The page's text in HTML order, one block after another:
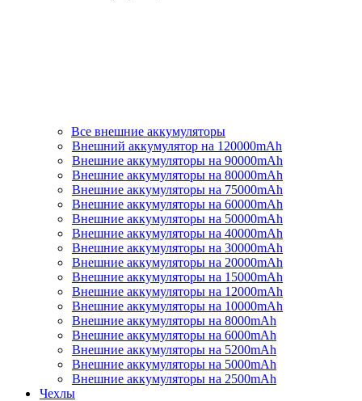
Все внешние аккумуляторы
Внешний аккумулятор на 120000mAh
Внешние аккумуляторы на 90000mAh
Внешние аккумуляторы на 80000mAh
Внешние аккумуляторы на 75000mAh
Внешние аккумуляторы на 60000mAh
Внешние аккумуляторы на 50000mAh
Внешние аккумуляторы на 40000mAh
Внешние аккумуляторы на 30000mAh
Внешние аккумуляторы на 20000mAh
Внешние аккумуляторы на 15000mAh
Внешние аккумуляторы на 12000mAh
Внешние аккумуляторы на 10000mAh
Внешние аккумуляторы на 8000mAh
Внешние аккумуляторы на 6000mAh
Внешние аккумуляторы на 5200mAh
Внешние аккумуляторы на 5000mAh
Внешние аккумуляторы на 2500mAh
Чехлы